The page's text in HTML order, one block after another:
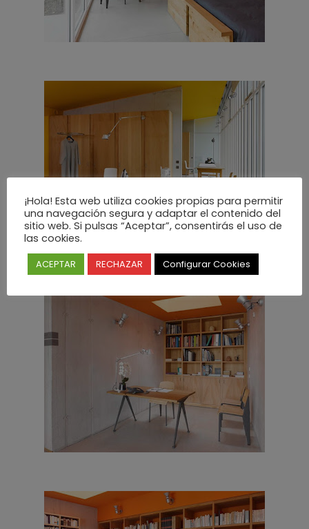
¡Hola! Esta web utiliza cookies propias para permitir
una navegación segura y adaptar el contenido del
sitio web. Si pulsas “Aceptar”, consentirás el uso de
las cookies.
ACEPTAR RECHAZAR Configurar Cookies